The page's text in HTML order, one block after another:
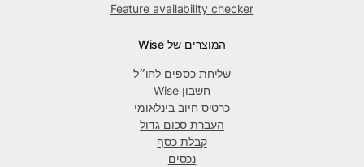
Feature availability checker
המוצרים של Wise
שליחת כספים לחו״ל
חשבון Wise
כרטיס חיוב בינלאומי
העברת סכום גדול
קבלת כסף
נכסים